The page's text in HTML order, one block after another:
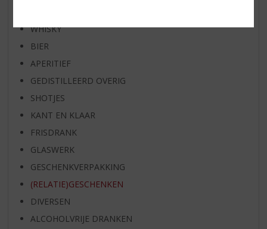
WHISKY
BIER
APERITIEF
GEDISTILLEERD OVERIG
SHOTJES
KANT EN KLAAR
FRISDRANK
GLASWERK
GESCHENKVERPAKKING
(RELATIE)GESCHENKEN
DIVERSEN
ALCOHOLVRIJE DRANKEN